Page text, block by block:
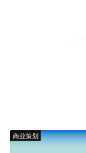
商业策划